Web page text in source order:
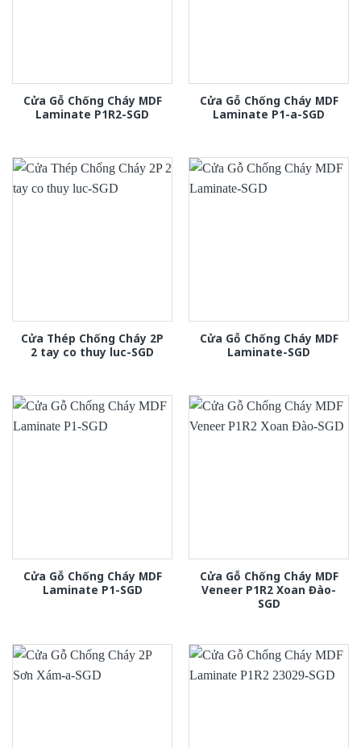
Cửa Gỗ Chống Cháy MDF
Laminate P1R2-SGD
Cửa Gỗ Chống Cháy MDF
Laminate P1-a-SGD
Cửa Thép Chống Cháy 2P
2 tay co thuy luc-SGD
Cửa Gỗ Chống Cháy MDF
Laminate-SGD
Cửa Gỗ Chống Cháy MDF
Laminate P1-SGD
Cửa Gỗ Chống Cháy MDF
Veneer P1R2 Xoan Đào-
SGD